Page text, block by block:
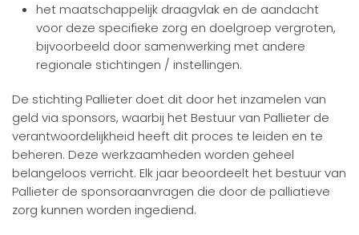
het maatschappelijk draagvlak en de aandacht
voor deze specifieke zorg en doelgroep vergroten,
bijvoorbeeld door samenwerking met andere
regionale stichtingen / instellingen.
De stichting Pallieter doet dit door het inzamelen van
geld via sponsors, waarbij het Bestuur van Pallieter de
verantwoordelijkheid heeft dit proces te leiden en te
beheren. Deze werkzaamheden worden geheel
belangeloos verricht. Elk jaar beoordeelt het bestuur van
Pallieter de sponsoraanvragen die door de palliatieve
zorg kunnen worden ingediend.